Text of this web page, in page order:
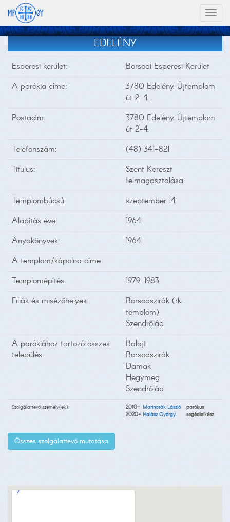
EDELÉNY
Esperesi kerület:
Borsodi Esperesi Kerület
A parókia címe:
3780 Edelény, Újtemplom
út 2-4.
Postacím:
3780 Edelény, Újtemplom
út 2-4.
Telefonszám:
(48) 341-821
Titulus:
Szent Kereszt
felmagasztalása
Templombúcsú:
szeptember 14.
Alapítás éve:
1964
Anyakönyvek:
1964
A templom/kápolna címe:
Templomépítés:
1979-1983
Filiák és misézőhelyek:
Borsodszirák (rk.
templom)
Szendrőlád
A parókiához tartozó összes
település:
Balajt
Borsodszirák
Damak
Hegymeg
Szendrőlád
Szolgálattevő személy(ek): 2010- Marincsák László
parókus
2020- Halász György segédlelkész
Összes szolgálattevő mutatása